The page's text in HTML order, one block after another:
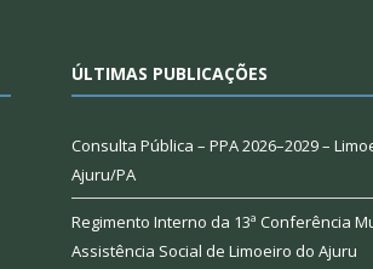
ÚLTIMAS PUBLICAÇÕES
Consulta Pública – PPA 2026–2029 –
Ajuru/PA
Regimento Interno da 13ª Conferência
Assistência Social de Limoeiro do Ajuru